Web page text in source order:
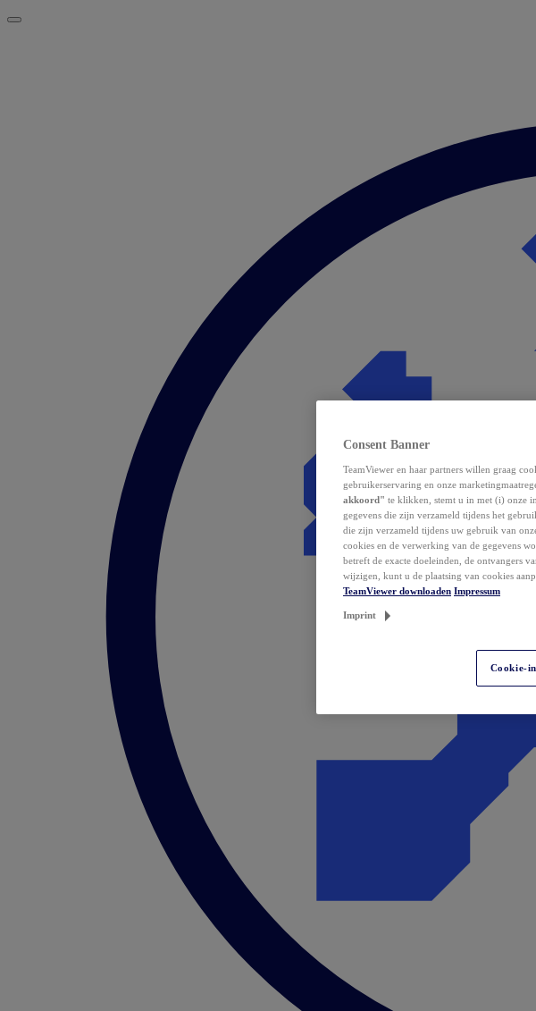
Consent Banner
TeamViewer en haar partners willen graag
gebruikerservaring en onze
akkoord" te klikken, stemt u in met (i) onze
gegevens die zijn verzameld tijdens het
die zijn verzameld tijdens uw gebruik van
cookies en de verwerking van de gegevens
betreft de exacte doeleinden, de ontvangers
wijzigen, kunt u de plaatsing van cookies
TeamViewer downloaden Impressum
Imprint
Cookie-